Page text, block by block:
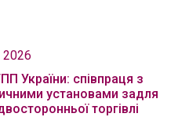
2026
України: співпраця з
установами задля
торгівлі